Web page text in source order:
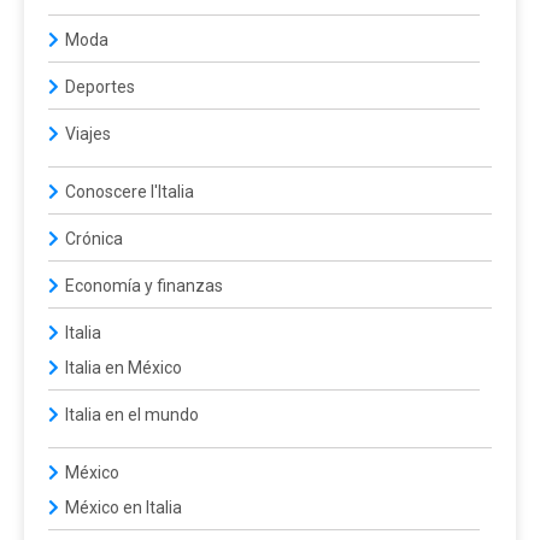
Moda
Deportes
Viajes
Conoscere l'Italia
Crónica
Economía y finanzas
Italia
Italia en México
Italia en el mundo
México
México en Italia